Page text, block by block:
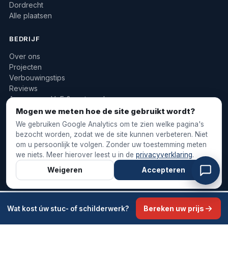
Dordrecht
Alle plaatsen
BEDRIJF
Over ons
Projecten
Verbouwingstips
Reviews
Aannemers, VvE & vastgoed
010 422 2733
info@stukadoorsbosch.nl
© 2026 Stukadoorsbosch & Onderhoud
Algemene voorwaarden Privacyverklaring· Cookievoorkeuren
Wat kost úw stuc- of schilderwerk? Bereken uw prijs
Mogen we meten hoe de site gebruikt wordt?
We gebruiken Google Analytics om te zien welke pagina's
bezocht worden, zodat we de site kunnen verbeteren. Niet
om u persoonlijk te volgen. Zonder uw toestemming meten
we niets. Meer hierover leest u in de privacyverklaring.
Weigeren Accepteren